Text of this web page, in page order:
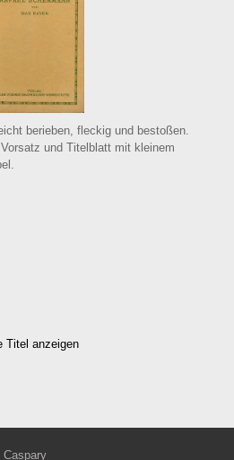
berieben, fleckig und bestoßen.
und Titelblatt mit kleinem
Titel anzeigen
Caspary